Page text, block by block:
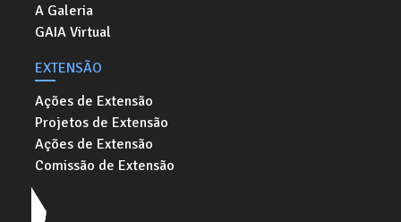
A Galeria
GAIA Virtual
EXTENSÃO
Ações de Extensão
Projetos de Extensão
Ações de Extensão
Comissão de Extensão